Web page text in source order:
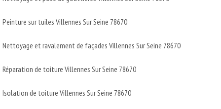
Peinture sur tuiles Villennes Sur Seine 78670
Nettoyage et ravalement de façades Villennes Sur Seine 78670
Réparation de toiture Villennes Sur Seine 78670
Isolation de toiture Villennes Sur Seine 78670